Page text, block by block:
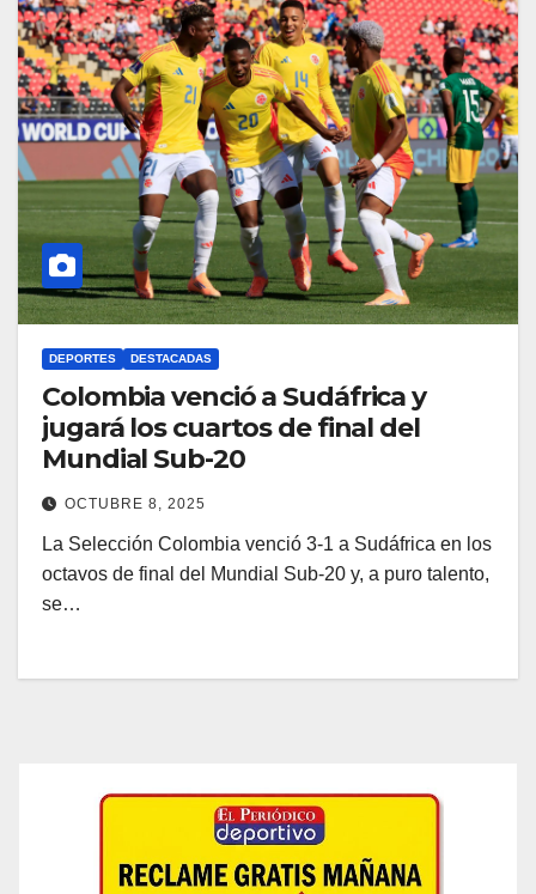
DEPORTES DESTACADAS
Colombia venció a Sudáfrica y
jugará los cuartos de final del
Mundial Sub-20
OCTUBRE 8, 2025
La Selección Colombia venció 3-1 a Sudáfrica en los
octavos de final del Mundial Sub-20 y, a puro talento,
se…